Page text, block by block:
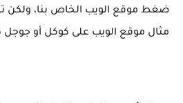
ضغط موقع الويب الخاص بنا، ولكن
مثال موقع الويب على كوكل أو جوجل كروم 98 أو أعلى